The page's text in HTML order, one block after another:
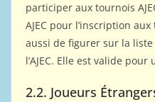
participer aux tournois
AJEC pour l’inscription
aussi de figurer sur la
l’AJEC. Elle est valide
2.2. Joueurs